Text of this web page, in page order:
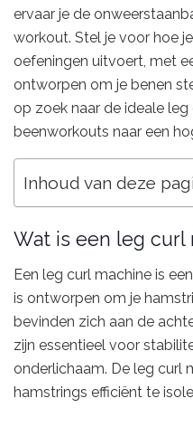
ervaar je de
workout. Stel je voor hoe
oefeningen uitvoert, met
ontworpen om je benen
op zoek naar de ideale
beenworkouts naar een
Inhoud van deze
Wat is een leg curl
Een leg curl machine is
is ontworpen om je
bevinden zich aan de
zijn essentieel voor
onderlichaam. De leg curl
hamstrings efficiënt te